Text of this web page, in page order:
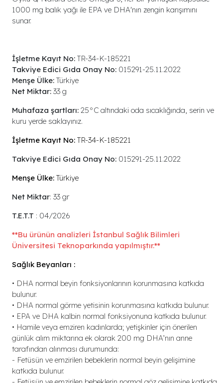
1000 mg balık yağı ile EPA ve DHA'nın zengin karışımını
sunar.
İşletme Kayıt No: TR-34-K-185221
Takviye Edici Gıda Onay No: 015291-25.11.2022
Menşe Ülke: Türkiye
Net Miktar: 33 g
Muhafaza şartları: 25°C altındaki oda sıcaklığında, serin ve
kuru yerde saklayınız.
İşletme Kayıt No: TR-34-K-185221
Takviye Edici Gıda Onay No: 015291-25.11.2022
Menşe Ülke: Türkiye
Net Miktar: 33 gr
T.E.T.T : 04/2026
**Bu ürünün analizleri İstanbul Sağlık Bilimleri
Üniversitesi Teknoparkında yapılmıştır.**
Sağlık Beyanları :
• DHA normal beyin fonksiyonlarının korunmasına katkıda
bulunur.
• DHA normal görme yetisinin korunmasına katkıda bulunur.
• EPA ve DHA kalbin normal fonksiyonuna katkıda bulunur.
• Hamile veya emziren kadınlarda; yetişkinler için önerilen
günlük alım miktarına ek olarak 200 mg DHA’nın anne
tarafından alınması durumunda:
- Fetüsün ve emzirilen bebeklerin normal beyin gelişimine
katkıda bulunur.